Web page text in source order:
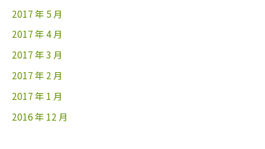
2017 年 5 月
2017 年 4 月
2017 年 3 月
2017 年 2 月
2017 年 1 月
2016 年 12 月